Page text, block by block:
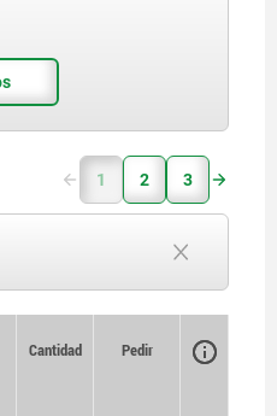
1 2 3
Cantidad Pedir